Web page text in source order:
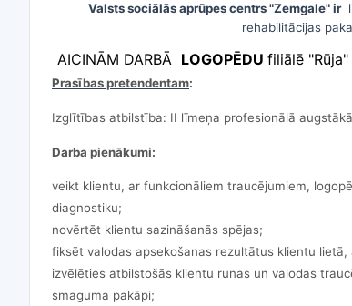
Valsts sociālās aprūpes centrs "Zemgale" ir
rehabilitācijas
AICINĀM DARBĀ LOGOPĒDU filiālē "Rūja"
Prasības pretendentam:
Izglītības atbilstība: II līmeņa profesionālā
Darba pienākumi:
veikt klientu, ar funkcionāliem traucējumiem,
diagnostiku;
novērtēt klientu sazināšanās spējas;
fiksēt valodas apsekošanas rezultātus klientu
izvēlēties atbilstošās klientu runas un valodas
smaguma pakāpi;